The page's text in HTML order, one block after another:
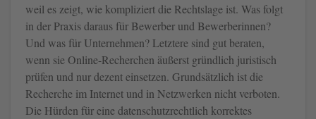
weil es zeigt, wie kompliziert die Rechtslage ist. Was folgt
in der Praxis daraus für Bewerber und Bewerberinnen?
Und was für Unternehmen? Letztere sind gut beraten,
wenn sie Online-Recherchen äußerst gründlich juristisch
prüfen und nur dezent einsetzen. Grundsätzlich ist die
Recherche im Internet und in Netzwerken nicht verboten.
Die Hürden für eine datenschutzrechtlich korrektes